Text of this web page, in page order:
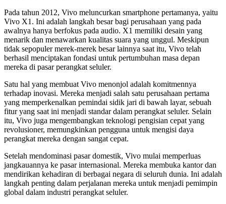
Pada tahun 2012, Vivo meluncurkan smartphone pertamanya, yaitu
Vivo X1. Ini adalah langkah besar bagi perusahaan yang pada
awalnya hanya berfokus pada audio. X1 memiliki desain yang
menarik dan menawarkan kualitas suara yang unggul. Meskipun
tidak sepopuler merek-merek besar lainnya saat itu, Vivo telah
berhasil menciptakan fondasi untuk pertumbuhan masa depan
mereka di pasar perangkat seluler.
Satu hal yang membuat Vivo menonjol adalah komitmennya
terhadap inovasi. Mereka menjadi salah satu perusahaan pertama
yang memperkenalkan pemindai sidik jari di bawah layar, sebuah
fitur yang saat ini menjadi standar dalam perangkat seluler. Selain
itu, Vivo juga mengembangkan teknologi pengisian cepat yang
revolusioner, memungkinkan pengguna untuk mengisi daya
perangkat mereka dengan sangat cepat.
Setelah mendominasi pasar domestik, Vivo mulai memperluas
jangkauannya ke pasar internasional. Mereka membuka kantor dan
mendirikan kehadiran di berbagai negara di seluruh dunia. Ini adalah
langkah penting dalam perjalanan mereka untuk menjadi pemimpin
global dalam industri perangkat seluler.